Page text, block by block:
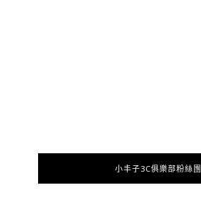
小丰子3C俱樂部粉絲團